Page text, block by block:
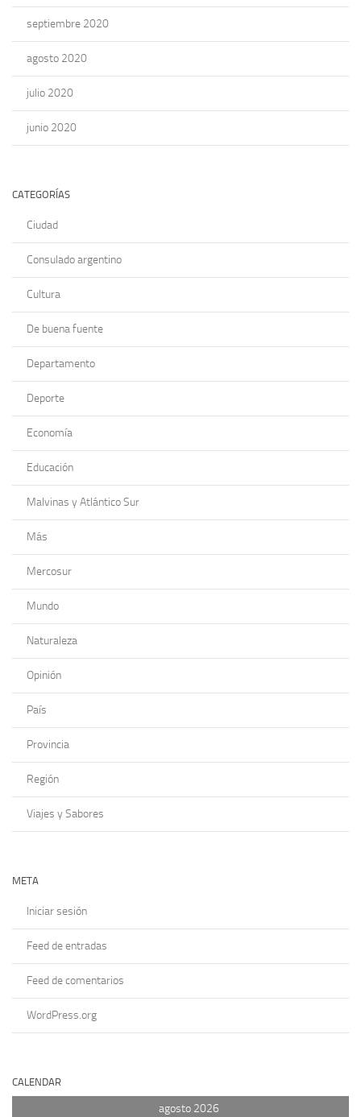
septiembre 2020
agosto 2020
julio 2020
junio 2020
CATEGORÍAS
Ciudad
Consulado argentino
Cultura
De buena fuente
Departamento
Deporte
Economía
Educación
Malvinas y Atlántico Sur
Más
Mercosur
Mundo
Naturaleza
Opinión
País
Provincia
Región
Viajes y Sabores
META
Iniciar sesión
Feed de entradas
Feed de comentarios
WordPress.org
CALENDAR
agosto 2026